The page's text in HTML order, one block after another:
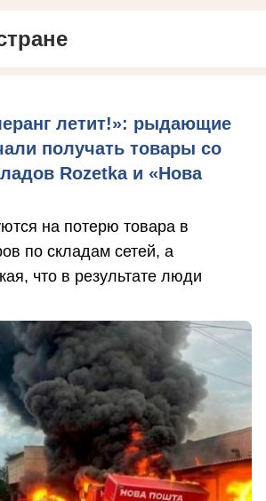
летит!»: рыдающие
получать товары со
Rozetka и «Нова
на потерю товара в
по складам сетей, а
что в результате люди